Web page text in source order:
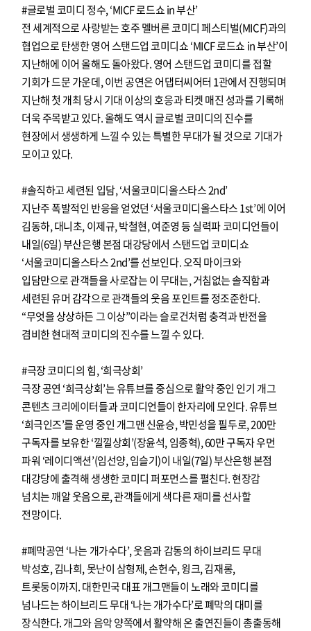
#글로벌 코미디 정수, ‘MICF 로드쇼 in 부산’
전 세계적으로 사랑받는 호주 멜버른 코미디 페스티벌(MICF)과의
협업으로 탄생한 영어 스탠드업 코미디쇼 ‘MICF 로드쇼 in 부산’이
지난해에 이어 올해도 돌아왔다. 영어 스탠드업 코미디를 접할
기회가 드문 가운데, 이번 공연은 어댑터씨어터 1관에서 진행되며
지난해 첫 개최 당시 기대 이상의 호응과 티켓 매진 성과를 기록해
더욱 주목받고 있다. 올해도 역시 글로벌 코미디의 진수를
현장에서 생생하게 느낄 수 있는 특별한 무대가 될 것으로 기대가
모이고 있다.
#솔직하고 세련된 입담, ‘서울코미디올스타스 2nd’
지난주 폭발적인 반응을 얻었던 ‘서울코미디올스타스 1st’에 이어
김동하, 대니초, 이제규, 박철현, 여준영 등 실력파 코미디언들이
내일(6일) 부산은행 본점 대강당에서 스탠드업 코미디쇼
‘서울코미디올스타스 2nd’를 선보인다. 오직 마이크와
입담만으로 관객들을 사로잡는 이 무대는, 거침없는 솔직함과
세련된 유머 감각으로 관객들의 웃음 포인트를 정조준한다.
“무엇을 상상하든 그 이상”이라는 슬로건처럼 충격과 반전을
겸비한 현대적 코미디의 진수를 느낄 수 있다.
#극장 코미디의 힘, ‘희극상회’
극장 공연 ‘희극상회’는 유튜브를 중심으로 활약 중인 인기 개그
콘텐츠 크리에이터들과 코미디언들이 한자리에 모인다. 유튜브
‘희극인즈’를 운영 중인 개그맨 신윤승, 박민성을 필두로, 200만
구독자를 보유한 ‘낄낄상회’(장윤석, 임종혁), 60만 구독자 우먼
파워 ‘레이디액션’(임선양, 임슬기)이 내일(7일) 부산은행 본점
대강당에 출격해 생생한 코미디 퍼포먼스를 펼친다. 현장감
넘치는 깨알 웃음으로, 관객들에게 색다른 재미를 선사할
전망이다.
#폐막공연 ‘나는 개가수다’, 웃음과 감동의 하이브리드 무대
박성호, 김나희, 못난이 삼형제, 손헌수, 윙크, 김재롱,
트롯둥이까지. 대한민국 대표 개그맨들이 노래와 코미디를
넘나드는 하이브리드 무대 ‘나는 개가수다’로 폐막의 대미를
장식한다. 개그와 음악 양쪽에서 활약해 온 출연진들이 총출동해